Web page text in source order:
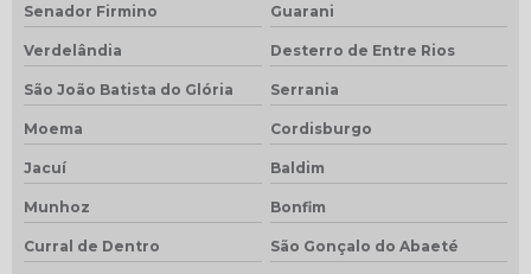
Senador Firmino Guarani
Verdelândia Desterro de Entre Rios
São João Batista do Glória Serrania
Moema Cordisburgo
Jacuí Baldim
Munhoz Bonfim
Curral de Dentro São Gonçalo do Abaeté